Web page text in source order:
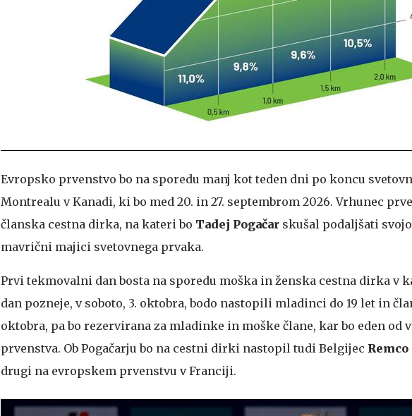
Evropsko prvenstvo bo na sporedu manj kot teden dni po koncu
Montrealu v Kanadi, ki bo med 20. in 27. septembrom 2026. Vrhunec
članska cestna dirka, na kateri bo Tadej Pogačar skušal podaljšati
mavrični majici svetovnega prvaka.
Prvi tekmovalni dan bosta na sporedu moška in ženska cestna dirka v
dan pozneje, v soboto, 3. oktobra, bodo nastopili mladinci do 19 let in
oktobra, pa bo rezervirana za mladinke in moške člane, kar bo eden od
prvenstva. Ob Pogačarju bo na cestni dirki nastopil tudi Belgijec
drugi na evropskem prvenstvu v Franciji.